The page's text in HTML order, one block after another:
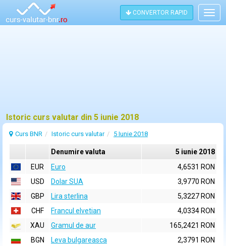
CONVERTOR RAPID
Istoric curs valutar din 5 iunie 2018
Curs BNR Istoric curs valutar 5 Iunie 2018
Denumire valuta
5 iunie 2018
EUR
Euro
4,6531 RON
USD
Dolar SUA
3,9770 RON
GBP
Lira sterlina
5,3227 RON
CHF
Francul elvetian
4,0334 RON
XAU
Gramul de aur
165,2421 RON
BGN
Leva bulgareasca
2,3791 RON